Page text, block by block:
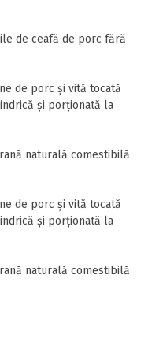
de ceafă de porc fără
de porc și vită tocată
și porționată la
naturală comestibilă
de porc și vită tocată
și porționată la
naturală comestibilă